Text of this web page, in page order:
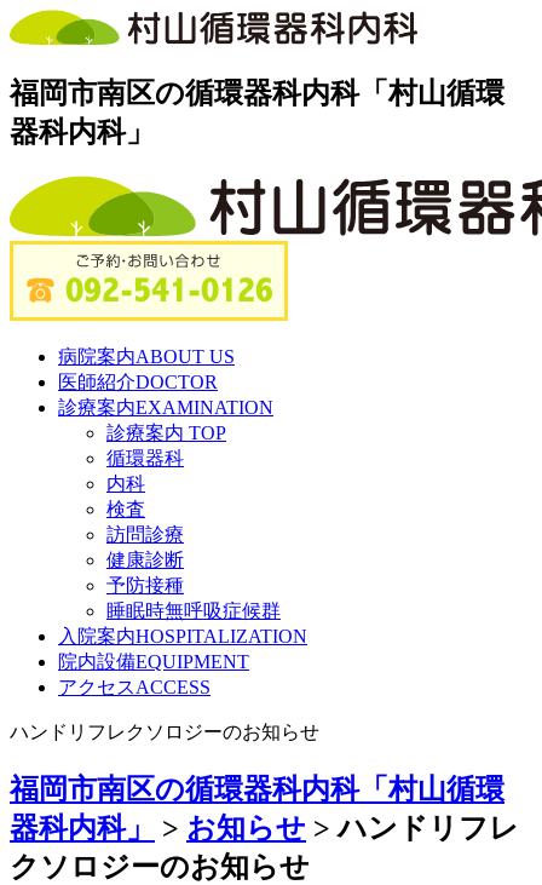
福岡市南区の循環器科内科「村山循環
器科内科」
病院案内ABOUT US
医師紹介DOCTOR
診療案内EXAMINATION
診療案内 TOP
循環器科
内科
検査
訪問診療
健康診断
予防接種
睡眠時無呼吸症候群
入院案内HOSPITALIZATION
院内設備EQUIPMENT
アクセスACCESS
ハンドリフレクソロジーのお知らせ
福岡市南区の循環器科内科「村山循環
器科内科」
> お知らせ >ハンドリフレ
クソロジーのお知らせ